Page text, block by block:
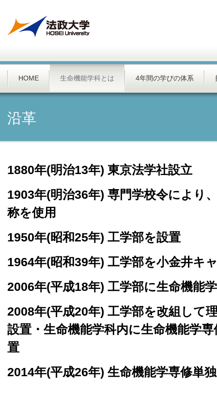
HOME 生命機能学科とは 4年間の学びの体系
沿革
1880年(明治13年) 東京法学社設立
1903年(明治36年) 専門学校令により
称を使用
1950年(昭和25年) 工学部を設置
1964年(昭和39年) 工学部を小金井キ
2006年(平成18年) 工学部に生命機能
2008年(平成20年) 工学部を改組して
設置・生命機能学科内に生命機能学
置
2014年(平成26年) 生命機能学専修単